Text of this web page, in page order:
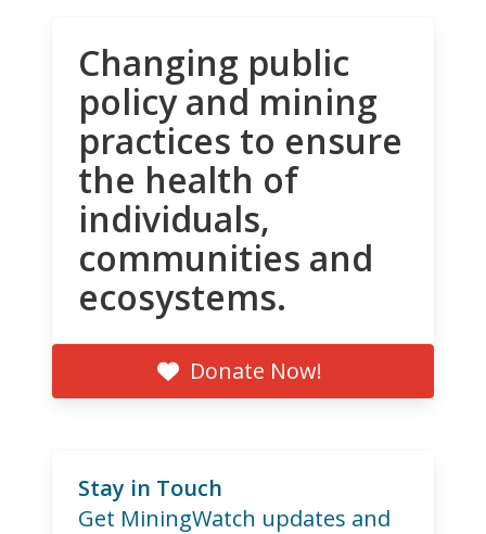
Changing public
policy and mining
practices to ensure
the health of
individuals,
communities and
ecosystems.
Donate Now!
Stay in Touch
Get MiningWatch updates and